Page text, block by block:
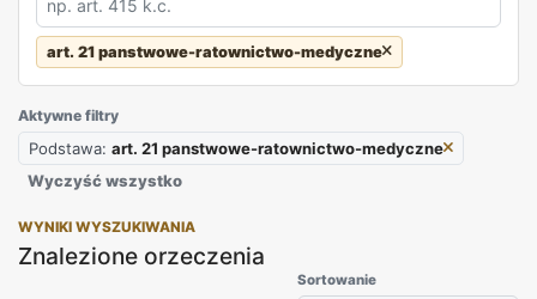
art. 21 panstwowe-ratownictwo-medyczne
Aktywne filtry
Podstawa: art. 21 panstwowe-ratownictwo-medyczne
Wyczyść wszystko
WYNIKI WYSZUKIWANIA
Znalezione orzeczenia
Sortowanie